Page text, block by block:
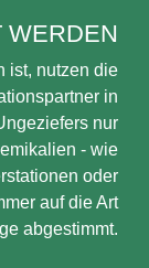
WERDEN
ist, nutzen die
in
nur
- wie
oder
auf die Art
abgestimmt.